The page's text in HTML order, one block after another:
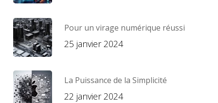
Pour un virage numérique réussi
25 janvier 2024
La Puissance de la Simplicité
22 janvier 2024